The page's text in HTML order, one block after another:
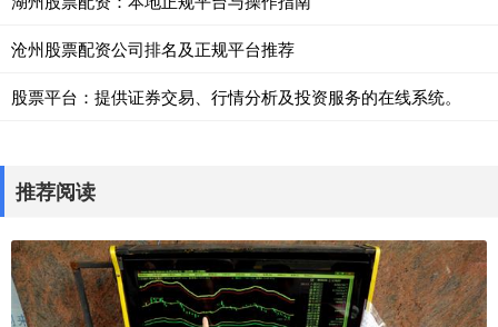
沧州股票配资公司排名及正规平台推荐
股票平台：提供证券交易、行情分析及投资服务的在线系统。
推荐阅读